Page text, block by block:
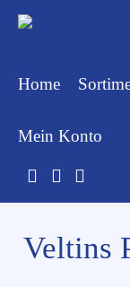
Home
Mein Konto
Veltins